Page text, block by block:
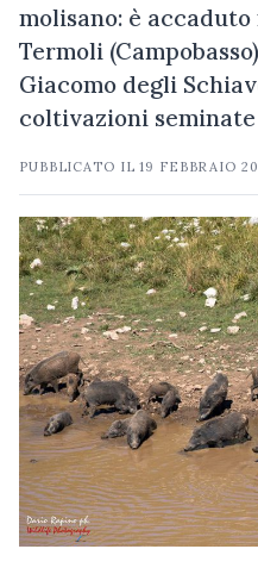
molisano: è
Termoli
Giacomo degli
coltivazioni
PUBBLICATO IL19 FEBBRAIO